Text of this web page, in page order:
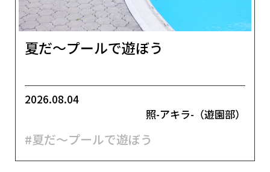
夏だ～プールで遊ぼう
2026.08.04
照-アキラ-（遊園部）
#夏だ～プールで遊ぼう